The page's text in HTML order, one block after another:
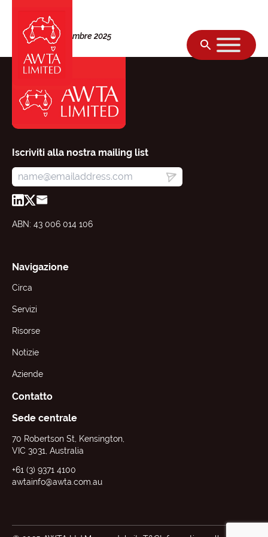
Vai al contenuto
Venerdì 12 settembre 2025
Iscriviti alla nostra mailing list
ABN: 43 006 014 106
Navigazione
Circa
Servizi
Risorse
Notizie
Aziende
Contatto
Sede centrale
70 Robertson St, Kensington,
VIC 3031, Australia
+61 (3) 9371 4100
awtainfo@awta.com.au